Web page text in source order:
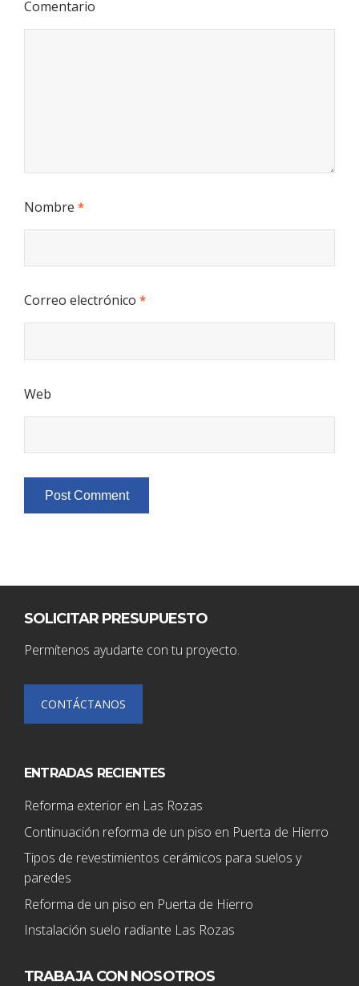
Comentario
Nombre *
Correo electrónico *
Web
SOLICITAR PRESUPUESTO
Permítenos ayudarte con tu proyecto.
CONTÁCTANOS
ENTRADAS RECIENTES
Reforma exterior en Las Rozas
Continuación reforma de un piso en Puerta de Hierro
Tipos de revestimientos cerámicos para suelos y
paredes
Reforma de un piso en Puerta de Hierro
Instalación suelo radiante Las Rozas
TRABAJA CON NOSOTROS